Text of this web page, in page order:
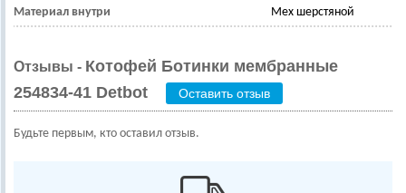
Материал внутри Мех шерстяной
Отзывы - Котофей Ботинки мембранные
254834-41 Detbot
Оставить отзыв
Будьте первым, кто оставил отзыв.